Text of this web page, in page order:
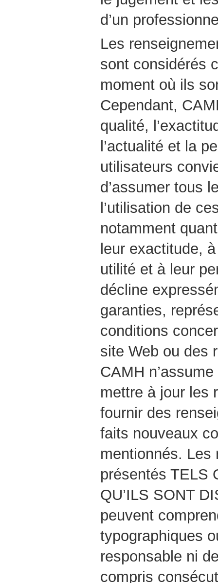
d’un
Les
sont considérés
moment où ils
Cependant,
qualité,
l’actualité et la
utilisateurs
d’assumer tous
l’utilisation de
notamment
leur exactitude,
utilité et à leur
décline
garanties,
conditions
site Web ou des
CAMH
mettre à jour les
fournir des
faits nouveaux
mentionnés. Les
présentés TELS
QU’ILS SONT
peuvent
typographiques
responsable ni
compris